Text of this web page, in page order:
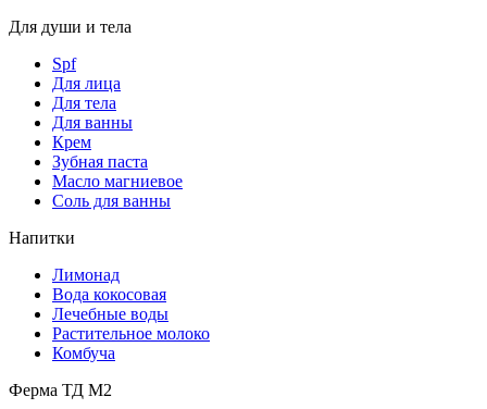
Для души и тела
Spf
Для лица
Для тела
Для ванны
Крем
Зубная паста
Масло магниевое
Соль для ванны
Напитки
Лимонад
Вода кокосовая
Лечебные воды
Растительное молоко
Комбуча
Ферма ТД М2